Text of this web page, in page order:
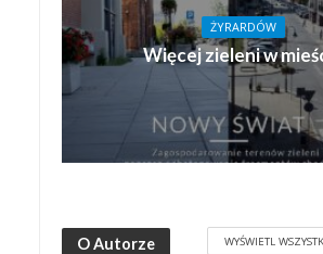
ŻYRARDÓW
Więcej zieleni w
O Autorze WYŚWIETL